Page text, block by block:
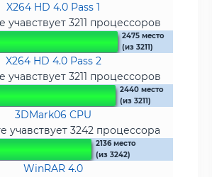
X264 HD 4.0 Pass 1
учавствует 3211 процессоров
2475 место
(из 3211)
X264 HD 4.0 Pass 2
учавствует 3211 процессоров
2440 место
(из 3211)
3DMark06 CPU
учавствует 3242 процессора
2136 место
(из 3242)
WinRAR 4.0